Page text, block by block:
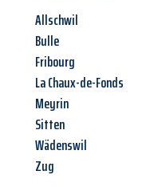
Allschwil
Bulle
Fribourg
La Chaux-de-Fonds
Meyrin
Sitten
Wädenswil
Zug